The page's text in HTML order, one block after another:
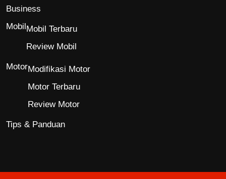
Business
MobilMobil Terbaru
Review Mobil
MotorModifikasi Motor
Motor Terbaru
Review Motor
Tips & Panduan